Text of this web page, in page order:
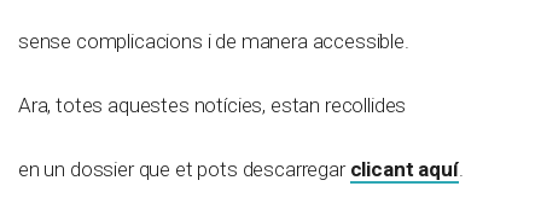
sense complicacions i de manera accessible.
Ara, totes aquestes notícies, estan recollides
en un dossier que et pots descarregar clicant aquí.